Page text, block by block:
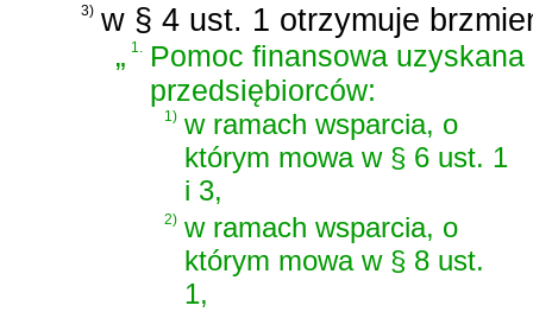
3) w § 4 ust. 1 otrzymuje
„1.
Pomoc finansowa uzyskana
przedsiębiorców:
1) w ramach wsparcia, o
którym mowa w § 6 ust. 1
i 3,
2) w ramach wsparcia, o
którym mowa w § 8 ust.
1,